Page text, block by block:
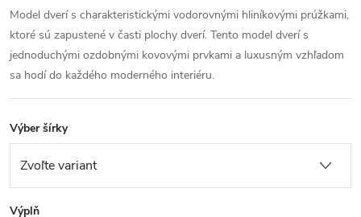
Model dverí s charakteristickými vodorovnými hliníkovými prúžkami,
ktoré sú zapustené v časti plochy dverí. Tento model dverí s
jednoduchými ozdobnými kovovými prvkami a luxusným vzhľadom
sa hodí do každého moderného interiéru.
Výber šírky
Výplň